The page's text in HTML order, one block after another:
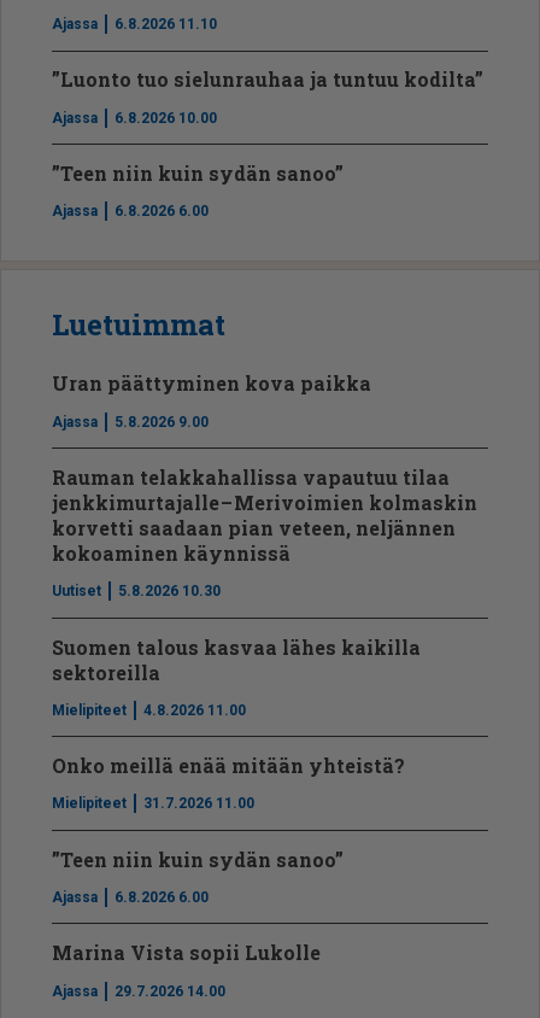
Ajassa 6.8.2026 11.10
”Luonto tuo sielunrauhaa ja tuntuu kodilta”
Ajassa 6.8.2026 10.00
”Teen niin kuin sydän sanoo”
Ajassa 6.8.2026 6.00
Luetuimmat
Uran päättyminen kova paikka
Ajassa 5.8.2026 9.00
Rauman telakkahallissa vapautuu tilaa
jenkkimurtajalle – Merivoimien kolmaskin
korvetti saadaan pian veteen, neljännen
kokoaminen käynnissä
Uutiset 5.8.2026 10.30
Suomen talous kasvaa lähes kaikilla
sektoreilla
Mielipiteet 4.8.2026 11.00
Onko meillä enää mitään yhteistä?
Mielipiteet 31.7.2026 11.00
”Teen niin kuin sydän sanoo”
Ajassa 6.8.2026 6.00
Marina Vista sopii Lukolle
Ajassa 29.7.2026 14.00